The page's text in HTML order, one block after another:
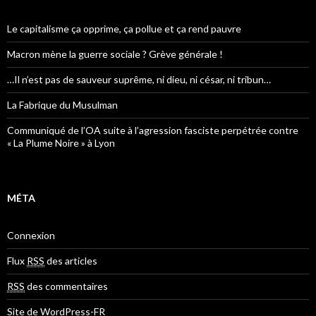
Le capitalisme ça opprime, ça pollue et ça rend pauvre
Macron mène la guerre sociale ? Grève générale !
…Il n’est pas de sauveur suprême, ni dieu, ni césar, ni tribun…
La Fabrique du Musulman
Communiqué de l’OA suite à l’agression fasciste perpétrée contre
« La Plume Noire » à Lyon
MÉTA
Connexion
Flux RSS des articles
RSS des commentaires
Site de WordPress-FR